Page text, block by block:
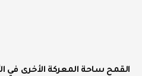
القمح ساحة المعركة الأخرى في